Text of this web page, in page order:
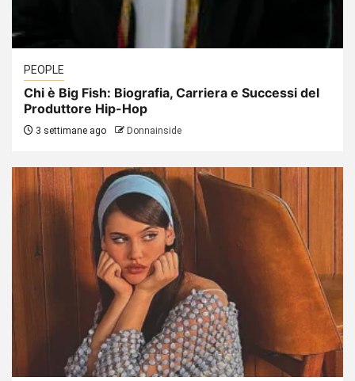
PEOPLE
Chi è Big Fish: Biografia, Carriera e Successi del
Produttore Hip-Hop
3 settimane ago Donnainside